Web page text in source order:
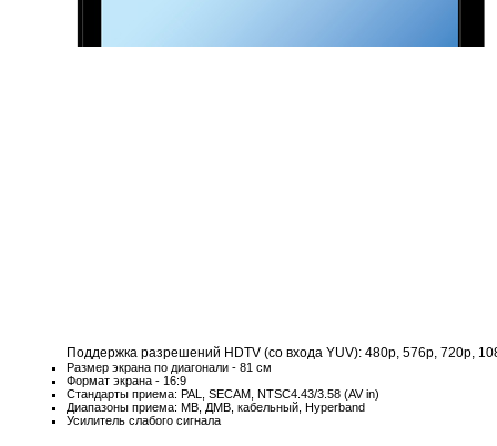
Поддержка разрешений HDTV (со входа YUV): 480p, 576p, 720p,
Размер экрана по диагонали - 81 см
Формат экрана - 16:9
Стандарты приема: PAL, SECAM, NTSC4.43/3.58 (AV in)
Диапазоны приема: МВ, ДМВ, кабельный, Hyperband
Усилитель слабого сигнала